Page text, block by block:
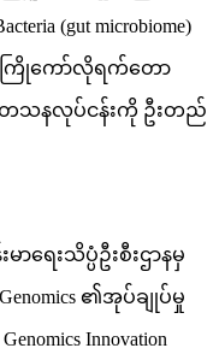
(gut microbiome)
ကြိုကော်လိုရက်တော
ေသနလုပ်ငန်းကို ဦးတည်
ေးသိပ္ပံဦးစီးဌာနမှ
Genomics ၏အုပ်ချုပ်မှု
Innovation